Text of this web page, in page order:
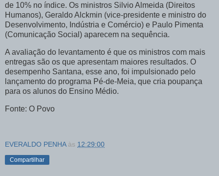
de 10% no índice. Os ministros Silvio Almeida (Direitos
Humanos), Geraldo Alckmin (vice-presidente e ministro do
Desenvolvimento, Indústria e Comércio) e Paulo Pimenta
(Comunicação Social) aparecem na sequência.
A avaliação do levantamento é que os ministros com mais
entregas são os que apresentam maiores resultados. O
desempenho Santana, esse ano, foi impulsionado pelo
lançamento do programa Pé-de-Meia, que cria poupança
para os alunos do Ensino Médio.
Fonte: O Povo
EVERALDO PENHA às 12:29:00
Compartilhar